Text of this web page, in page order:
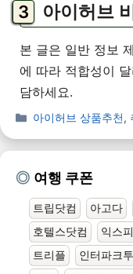
아이허브
본 글은 일반 정보
에 따라 적합성이
담하세요.
아이허브 상품추천,
여행 쿠폰
트립닷컴 아고다
호텔스닷컴
익스
트리플
인터파크